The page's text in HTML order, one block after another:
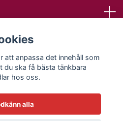
att anpassa det innehåll som
ska få bästa tänkbara
hos oss.
alla